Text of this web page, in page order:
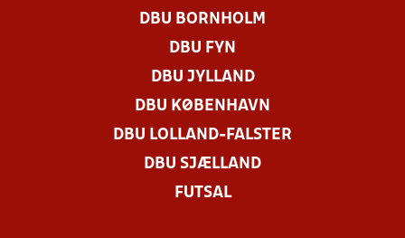
DBU BORNHOLM
DBU FYN
DBU JYLLAND
DBU KØBENHAVN
DBU LOLLAND-FALSTER
DBU SJÆLLAND
FUTSAL